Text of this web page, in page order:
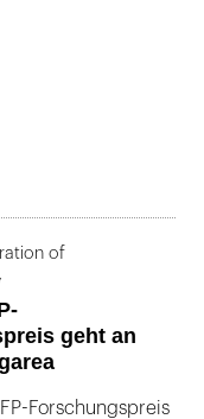
of
geht an
Forschungspreis